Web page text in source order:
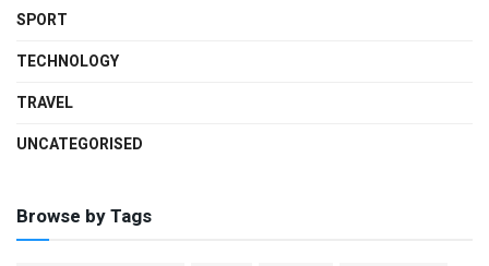
SPORT
TECHNOLOGY
TRAVEL
UNCATEGORISED
Browse by Tags